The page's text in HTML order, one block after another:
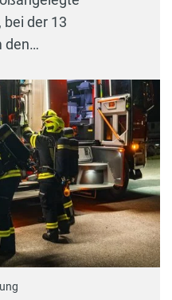
der 13
den…